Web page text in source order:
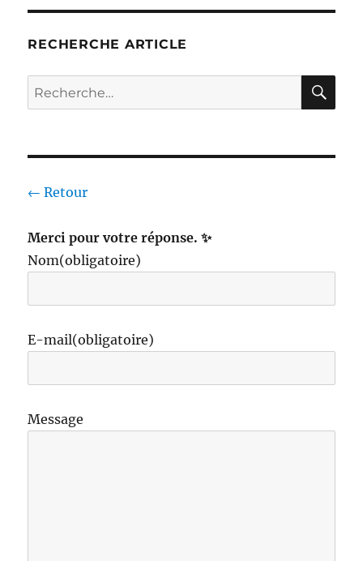
RECHERCHE ARTICLE
Recherche
pour :
← Retour
Merci pour votre réponse. ✨
Nom(obligatoire)
E-mail(obligatoire)
Message